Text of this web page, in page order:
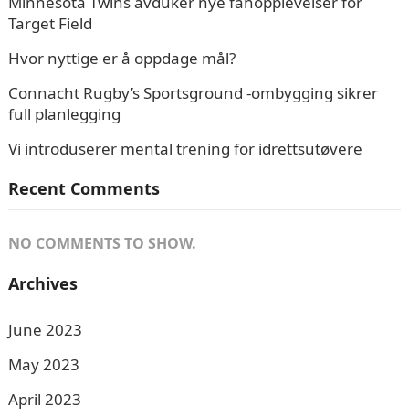
Target Field
Hvor nyttige er å oppdage mål?
Connacht Rugby’s Sportsground -ombygging sikrer
full planlegging
Vi introduserer mental trening for idrettsutøvere
Recent Comments
NO COMMENTS TO SHOW.
Archives
June 2023
May 2023
April 2023